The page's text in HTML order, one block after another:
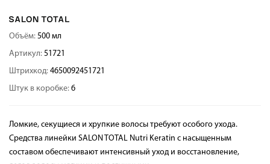
Объём: 500 мл
Артикул: 51721
Штрихкод: 4650092451721
Штук в коробке: 6
Ломкие, секущиеся и хрупкие волосы требуют особого ухода.
Средства линейки SALON TOTAL Nutri Keratin с насыщенным
составом обеспечивают интенсивный уход и восстановление,